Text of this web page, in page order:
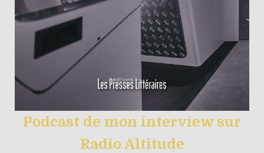
Podcast de mon interview sur
Radio Altitude